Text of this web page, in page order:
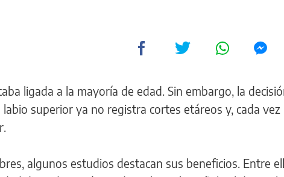
ligada a la mayoría de edad. Sin embargo, la
superior ya no registra cortes etáreos y, cada vez
algunos estudios destacan sus beneficios. Entre